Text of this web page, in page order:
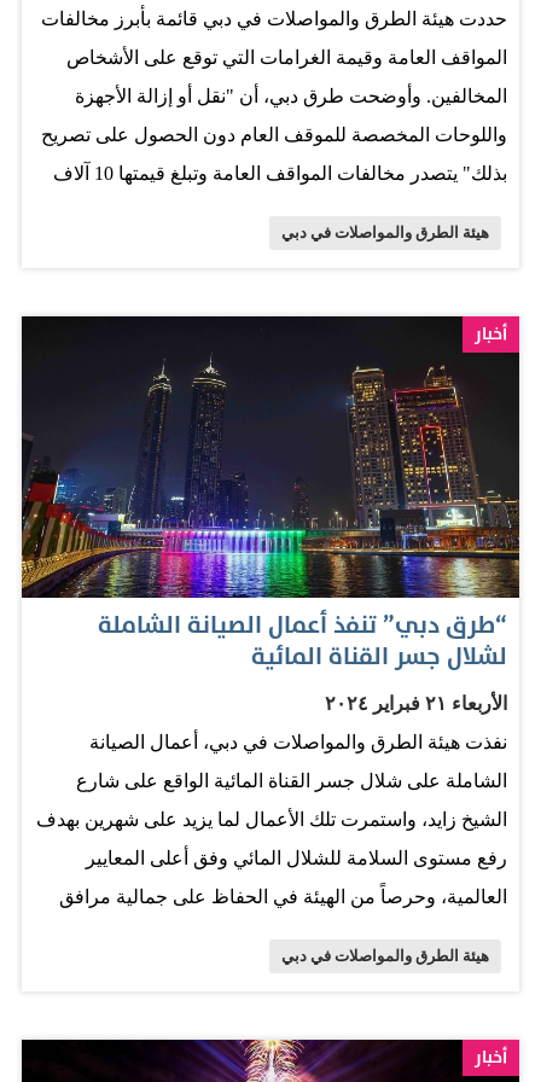
السكاني. وأضاف: يتضمن المشروع تطوير أربعة تقاطعات
رئيسية على شارع حصة، مع كل من شارع الشيخ زايد،
وشارع الخيل الأول، وشارع الأصايل، وشارع الخيل، بطول…
حددت هيئة الطرق والمواصلات في دبي قائمة بأبرز مخالفات
المواقف العامة وقيمة الغرامات التي توقع على الأشخاص
المخالفين. وأوضحت طرق دبي، أن "نقل أو إزالة الأجهزة
واللوحات المخصصة للموقف العام دون الحصول على تصريح
بذلك" يتصدر مخالفات المواقف العامة وتبلغ قيمتها 10 آلاف
درهم). تجاوز الحد الأقصى لمدة الوقوف المقررة بتذكرة
تسديد الرسوم (100 درهم). القيام باي أفعال من شأنها تعطيل
استخدام المواقف العامة (200 درهم). الصعود بالمركبة على
الرصيف أو الوقوف عليه (200 درهم). وقوف المركبة في
مكان ممنوع داخل الموقف العام (200 درهم). إيقاف مركبة لا
تحمل لوحات مرورية في الموقف العام (1000 درهم). الوقوف
في المواقف العامة المخصصة لأصحاب الهمم بدون تصريح أو
بتصريح منتهي، أو عدم إبراز التصريح بشكل يظهر وقت تحرير
المخالفة (1000 درهم). الوقوف في الموقف العام المحجوز
للغير، أو عدم إبراز تصريح الحجز بشكل يظهر وقت تحرير
المخالفة (1000 درهم). عرض المركبات للبيع أو للتأجير بدون
تصريح (1000 درهم). إنشاء مظلة للموقف العام بدون تصريح
(1000 درهم). إتلاف أو إلحاق الضرر…
هيئة الطرق والمواصلات في دبي
أخبار
“طرق دبي” تنفذ أعمال الصيانة الشاملة
لشلال جسر القناة المائية
الأربعاء ٢١ فبراير ٢٠٢٤
نفذت هيئة الطرق والمواصلات في دبي، أعمال الصيانة
الشاملة على شلال جسر القناة المائية الواقع على شارع
الشيخ زايد، واستمرت تلك الأعمال لما يزيد على شهرين بهدف
رفع مستوى السلامة للشلال المائي وفق أعلى المعايير
العالمية، وحرصاً من الهيئة في الحفاظ على جمالية مرافق
للشلال وإعادة تركيبه بعد تجديده، وإزالة أنابيب المياه الحديدية
هيئة الطرق والمواصلات في دبي
أخبار